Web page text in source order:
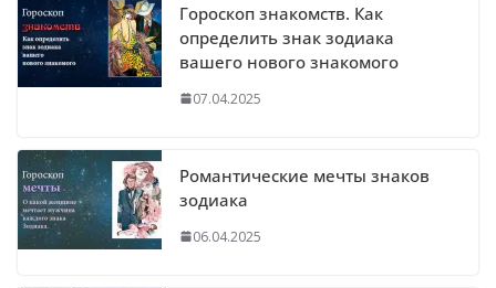
Гороскоп знакомств. Как
определить знак зодиака
вашего нового знакомого
07.04.2025
Романтические мечты знаков
зодиака
06.04.2025